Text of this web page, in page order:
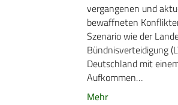
vergangenen und
bewaffneten
Szenario wie der
Bündnisverteidigung
Deutschland mit
Aufkommen…
Mehr